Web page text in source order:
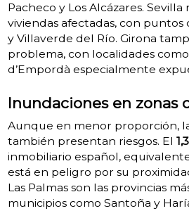
Pacheco y Los Alcázares. Sevilla
viviendas afectadas, con puntos
y Villaverde del Río. Girona
problema, con localidades
d’Empordà especialmente
Inundaciones en zonas
Aunque en menor proporción,
también presentan riesgos. El
inmobiliario español, equivalente
está en peligro por su
Las Palmas son las provincias
municipios como Santoña y